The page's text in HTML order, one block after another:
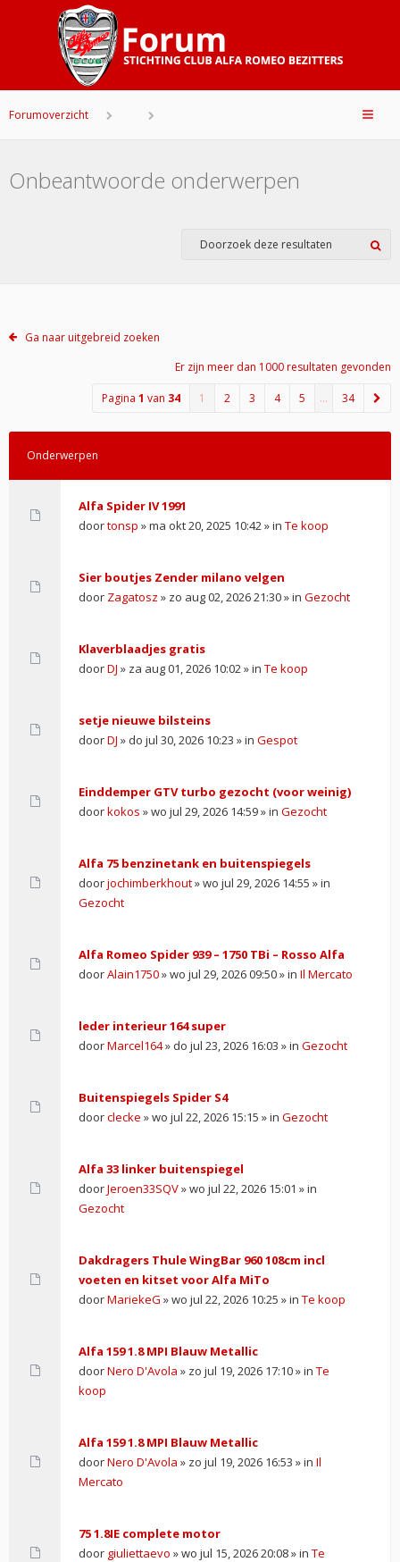
Forumoverzicht
Onbeantwoorde onderwerpen
Ga naar uitgebreid zoeken
Er zijn meer dan 1000 resultaten gevonden
Pagina 1 van 34 1 2 3 4 5 … 34
Onderwerpen
Alfa Spider IV 1991
doortonsp » ma okt 20, 2025 10:42 » in Te koop
Sier boutjes Zender milano velgen
door Zagatosz » zo aug 02, 2026 21:30 » in Gezocht
Klaverblaadjes gratis
doorDJ » za aug 01, 2026 10:02 » in Te koop
setje nieuwe bilsteins
doorDJ » do jul 30, 2026 10:23 » in Gespot
Einddemper GTV turbo gezocht (voor weinig)
doorkokos » wo jul 29, 2026 14:59 » in Gezocht
Alfa 75 benzinetank en buitenspiegels
doorjochimberkhout» wo jul 29, 2026 14:55 » in
Gezocht
Alfa Romeo Spider 939 – 1750 TBi – Rosso Alfa
doorAlain1750» wo jul 29, 2026 09:50 » in Il Mercato
leder interieur 164 super
doorMarcel164» do jul 23, 2026 16:03 » in Gezocht
Buitenspiegels Spider S4
doorclecke » wo jul 22, 2026 15:15 » in Gezocht
Alfa 33 linker buitenspiegel
doorJeroen33SQV» wo jul 22, 2026 15:01 » in
Gezocht
Dakdragers Thule WingBar 960 108cm incl
voeten en kitset voor Alfa MiTo
doorMariekeG » wo jul 22, 2026 10:25 » in Te koop
Alfa 159 1.8 MPI Blauw Metallic
doorNero D'Avola » zo jul 19, 2026 17:10 » in Te
koop
Alfa 159 1.8 MPI Blauw Metallic
doorNero D'Avola » zo jul 19, 2026 16:53 » in Il
Mercato
75 1.8IE complete motor
door giuliettaevo » wo jul 15, 2026 20:08 » in Te